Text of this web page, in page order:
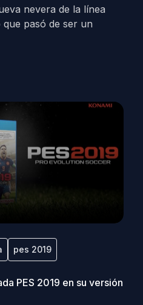
nevera de la línea
pasó de ser un
pes 2019
PES 2019 en su versión